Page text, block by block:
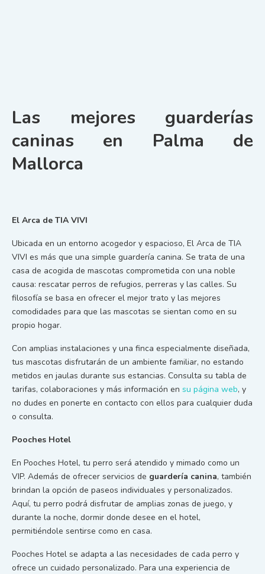
Las mejores guarderías
caninas en Palma de
Mallorca
El Arca de TIA VIVI
Ubicada en un entorno acogedor y espacioso, El Arca de TIA
VIVI es más que una simple guardería canina. Se trata de una
casa de acogida de mascotas comprometida con una noble
causa: rescatar perros de refugios, perreras y las calles. Su
filosofía se basa en ofrecer el mejor trato y las mejores
comodidades para que las mascotas se sientan como en su
propio hogar.
Con amplias instalaciones y una finca especialmente diseñada,
tus mascotas disfrutarán de un ambiente familiar, no estando
metidos en jaulas durante sus estancias. Consulta su tabla de
tarifas, colaboraciones y más información en su página web, y
no dudes en ponerte en contacto con ellos para cualquier duda
o consulta.
Pooches Hotel
En Pooches Hotel, tu perro será atendido y mimado como un
VIP. Además de ofrecer servicios de guardería canina, también
brindan la opción de paseos individuales y personalizados.
Aquí, tu perro podrá disfrutar de amplias zonas de juego, y
durante la noche, dormir donde desee en el hotel,
permitiéndole sentirse como en casa.
Pooches Hotel se adapta a las necesidades de cada perro y
ofrece un cuidado personalizado. Para una experiencia de